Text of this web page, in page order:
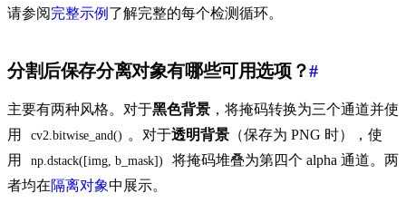
请参阅完整示例 了解完整的每个检测循环。
分割后保存分离对象有哪些可用选项？#
主要有两种风格。对于黑色背景 ，将掩码转换为三个通道并使
用
cv2.bitwise_and() 。对于透明背景 （保存为 PNG 时），使
用
np.dstack([img, b_mask])
将掩码堆叠为第四个 alpha 通道。两
者均在隔离对象中展示。